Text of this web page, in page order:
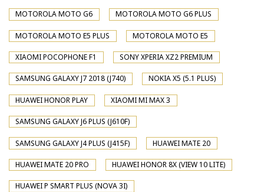
MOTOROLA MOTO G6 MOTOROLA MOTO G6 PLUS
MOTOROLA MOTO E5 PLUS MOTOROLA MOTO E5
XIAOMI POCOPHONE F1 SONY XPERIA XZ2 PREMIUM
SAMSUNG GALAXY J7 2018 (J740) NOKIA X5 (5.1 PLUS)
HUAWEI HONOR PLAY XIAOMI MI MAX 3
SAMSUNG GALAXY J6 PLUS (J610F)
SAMSUNG GALAXY J4 PLUS (J415F) HUAWEI MATE 20
HUAWEI MATE 20 PRO HUAWEI HONOR 8X (VIEW 10 LITE)
HUAWEI P SMART PLUS (NOVA 3I)